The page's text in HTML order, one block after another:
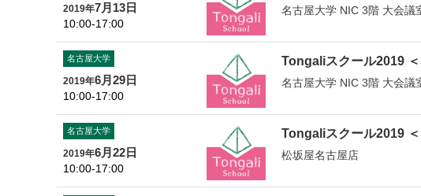
2019年7月13日
10:00-17:00
名古屋大学 NIC 3階 大会議
名古屋大学
2019年6月29日
10:00-17:00
Tongaliスクール2019
名古屋大学 NIC 3階 大会議
名古屋大学
2019年6月22日
10:00-17:00
Tongaliスクール2019
松坂屋名古屋店